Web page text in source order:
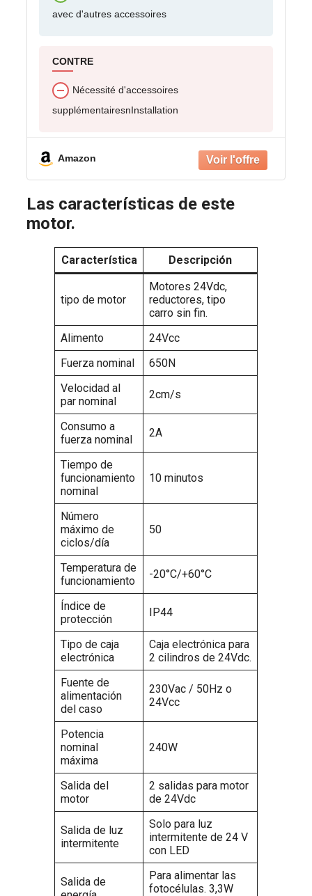
avec d'autres accessoires
CONTRE
Nécessité d'accessoires
supplémentairesnInstallation
Amazon
Las características de este
motor.
Característica Descripción
tipo de motor
Motores 24Vdc,
reductores, tipo
carro sin fin.
Alimento
24Vcc
Fuerza nominal
650N
Velocidad al
par nominal
2cm/s
Consumo a
fuerza nominal
2A
Tiempo de
funcionamiento
nominal
10 minutos
Número
máximo de
ciclos/día
50
Temperatura de
funcionamiento
-20°C/+60°C
Índice de
protección
IP44
Tipo de caja
electrónica
Caja electrónica para
2 cilindros de 24Vdc.
Fuente de
alimentación
del caso
230Vac / 50Hz o
24Vcc
Potencia
nominal
máxima
240W
Salida del
motor
2 salidas para motor
de 24Vdc
Salida de luz
intermitente
Solo para luz
intermitente de 24 V
con LED
Salida de
Para alimentar las
fotocélulas. 3,3W